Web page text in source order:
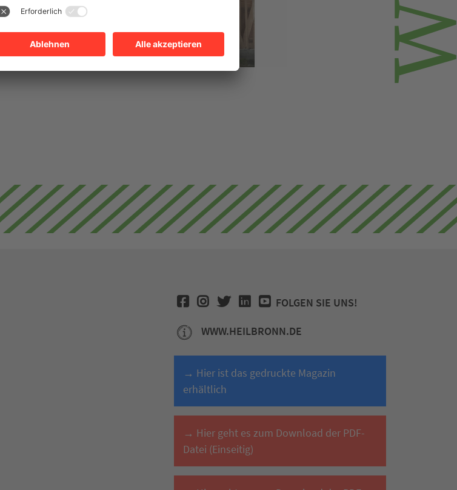
FOLGEN SIE UNS!
WWW.HEILBRONN.DE
→ Hier ist das gedruckte Magazin
erhältlich
→ Hier geht es zum Download der PDF-
Datei (Einseitig)